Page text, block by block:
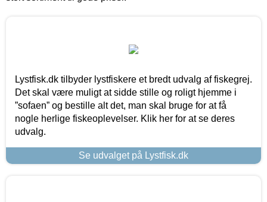
Lystfisk.dk tilbyder lystfiskere et bredt udvalg af fiskegrej.
Det skal være muligt at sidde stille og roligt hjemme i
”sofaen” og bestille alt det, man skal bruge for at få
nogle herlige fiskeoplevelser. Klik her for at se deres
udvalg.
Se udvalget på Lystfisk.dk